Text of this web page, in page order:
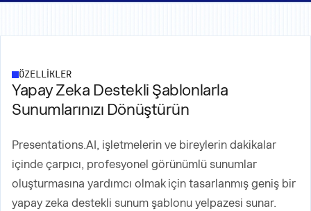
ÖZELLİKLER
Yapay Zeka Destekli Şablonlarla
Sunumlarınızı Dönüştürün
Presentations.AI, işletmelerin ve bireylerin dakikalar
içinde çarpıcı, profesyonel görünümlü sunumlar
oluşturmasına yardımcı olmak için tasarlanmış geniş bir
yapay zeka destekli sunum şablonu yelpazesi sunar.